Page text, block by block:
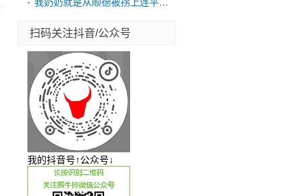
扫码关注抖音/公众号
我的抖音号↑公众号↓